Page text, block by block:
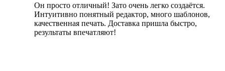
Он просто отличный! Зато очень легко создаётся.
Интуитивно понятный редактор, много шаблонов,
качественная печать. Доставка пришла быстро,
результаты впечатляют!